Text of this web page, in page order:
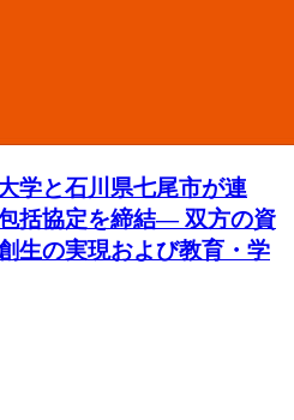
学と石川県七尾市が連
括協定を締結― 双方の資
生の実現および教育・学